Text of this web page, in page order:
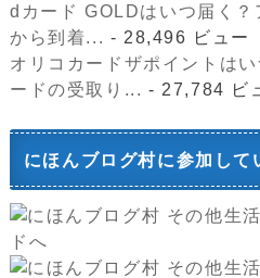
dカード GOLDはいつ届く？
から到着... - 28,496 ビュー
オリコカードザポイントは
ードの受取り... - 27,784 ビ
にほんブログ村に参加して